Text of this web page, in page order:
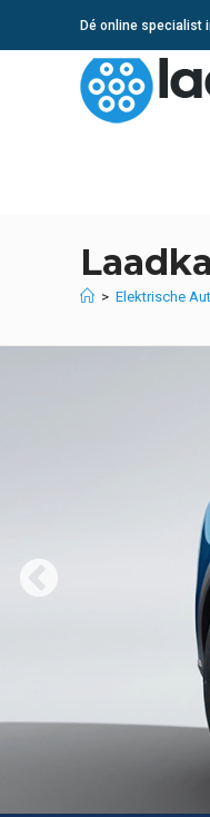
Dé online specialist
> Elektrische